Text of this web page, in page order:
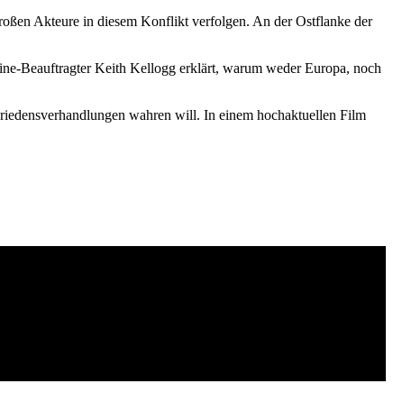
Akteure in diesem Konflikt verfolgen. An der Ostflanke der
Beauftragter Keith Kellogg erklärt, warum weder Europa, noch
wahren will. In einem hochaktuellen Film